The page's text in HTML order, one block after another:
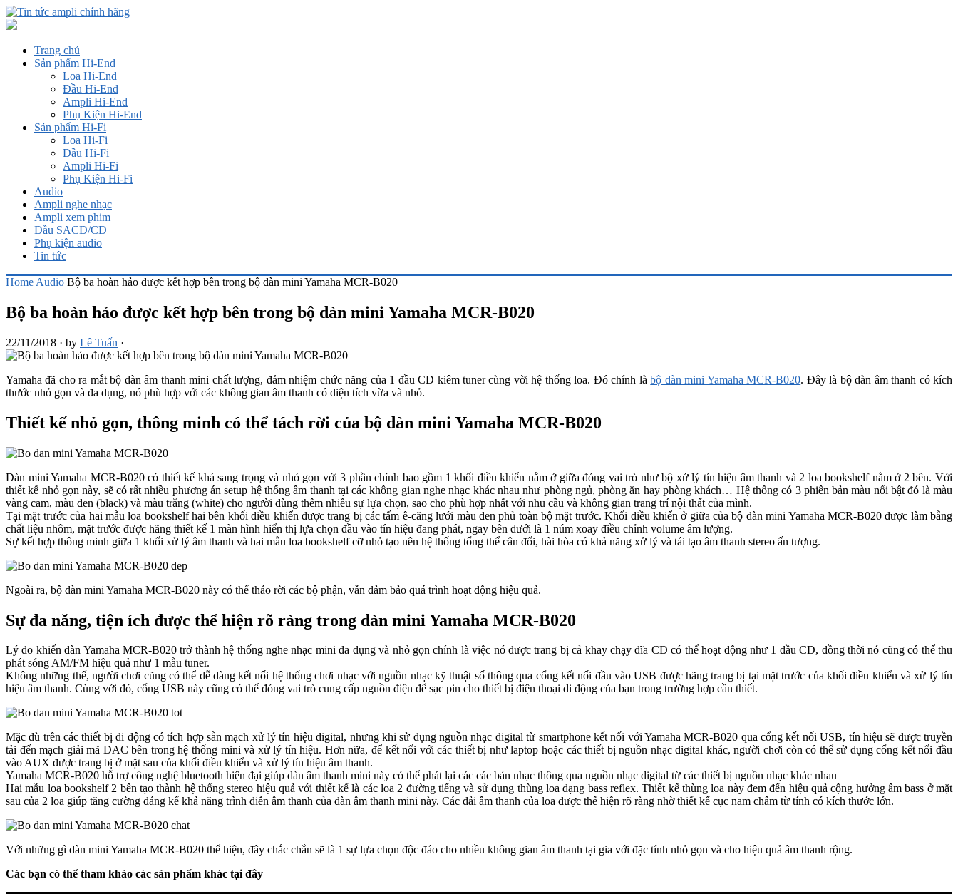
Trang chủ
Sản phẩm Hi-End
Loa Hi-End
Đầu Hi-End
Ampli Hi-End
Phụ Kiện Hi-End
Sản phẩm Hi-Fi
Loa Hi-Fi
Đầu Hi-Fi
Ampli Hi-Fi
Phụ Kiện Hi-Fi
Audio
Ampli nghe nhạc
Ampli xem phim
Đầu SACD/CD
Phụ kiện audio
Tin tức
Home Audio Bộ ba hoàn hảo được kết hợp bên trong bộ dàn mini Yamaha MCR-B020
Bộ ba hoàn hảo được kết hợp bên trong bộ dàn mini Yamaha MCR-B020
22/11/2018 · by Lê Tuấn ·
Yamaha đã cho ra mắt bộ dàn âm thanh mini chất lượng, đảm nhiệm chức năng của 1 đầu CD kiêm tuner cùng vời hệ thống loa. Đó chính làbộ dàn mini Yamaha MCR-B020. Đây là bộ dàn âm thanh có kích
thước nhỏ gọn và đa dụng, nó phù hợp với các không gian âm thanh có diện tích vừa và nhỏ.
Thiết kế nhỏ gọn, thông minh có thể tách rời của bộ dàn mini Yamaha MCR-B020
Dàn mini Yamaha MCR-B020 có thiết kế khá sang trọng và nhỏ gọn với 3 phần chính bao gồm 1 khối điều khiển nằm ở giữa đóng vai trò như bộ xử lý tín hiệu âm thanh và 2 loa bookshelf nằm ở 2 bên. Với
thiết kế nhỏ gọn này, sẽ có rất nhiều phương án setup hệ thống âm thanh tại các không gian nghe nhạc khác nhau như phòng ngủ, phòng ăn hay phòng khách… Hệ thống có 3 phiên bản màu nổi bật đó là màu
vàng cam, màu đen (black) và màu trắng (white) cho người dùng thêm nhiều sự lựa chọn, sao cho phù hợp nhất với nhu cầu và không gian trang trí nội thất của mình.
Tại mặt trước của hai mẫu loa bookshelf hai bên khối điều khiển được trang bị các tấm ê-căng lưới màu đen phủ toàn bộ mặt trước. Khối điều khiển ở giữa của bộ dàn mini Yamaha MCR-B020 được làm bằng
chất liệu nhôm, mặt trước được hãng thiết kế 1 màn hình hiển thị lựa chọn đầu vào tín hiệu đang phát, ngay bên dưới là 1 núm xoay điều chỉnh volume âm lượng.
Sự kết hợp thông minh giữa 1 khối xử lý âm thanh và hai mẫu loa bookshelf cỡ nhỏ tạo nên hệ thống tổng thể cân đối, hài hòa có khả năng xử lý và tái tạo âm thanh stereo ấn tượng.
Ngoài ra, bộ dàn mini Yamaha MCR-B020 này có thể tháo rời các bộ phận, vẫn đảm bảo quá trình hoạt động hiệu quả.
Sự đa năng, tiện ích được thể hiện rõ ràng trong dàn mini Yamaha MCR-B020
Lý do khiến dàn Yamaha MCR-B020 trở thành hệ thống nghe nhạc mini đa dụng và nhỏ gọn chính là việc nó được trang bị cả khay chạy đĩa CD có thể hoạt động như 1 đầu CD, đồng thời nó cũng có thể thu
phát sóng AM/FM hiệu quả như 1 mẫu tuner.
Không những thế, người chơi cũng có thể dễ dàng kết nối hệ thống chơi nhạc với nguồn nhạc kỹ thuật số thông qua cổng kết nối đầu vào USB được hãng trang bị tại mặt trước của khối điều khiển và xử lý tín
hiệu âm thanh. Cùng với đó, cổng USB này cũng có thể đóng vai trò cung cấp nguồn điện để sạc pin cho thiết bị điện thoại di động của bạn trong trường hợp cần thiết.
Mặc dù trên các thiết bị di động có tích hợp sẵn mạch xử lý tín hiệu digital, nhưng khi sử dụng nguồn nhạc digital từ smartphone kết nối với Yamaha MCR-B020 qua cổng kết nối USB, tín hiệu sẽ được truyền
tải đến mạch giải mã DAC bên trong hệ thống mini và xử lý tín hiệu. Hơn nữa, để kết nối với các thiết bị như laptop hoặc các thiết bị nguồn nhạc digital khác, người chơi còn có thể sử dụng cổng kết nối đầu
vào AUX được trang bị ở mặt sau của khối điều khiển và xử lý tín hiệu âm thanh.
Yamaha MCR-B020 hỗ trợ công nghệ bluetooth hiện đại giúp dàn âm thanh mini này có thể phát lại các các bản nhạc thông qua nguồn nhạc digital từ các thiết bị nguồn nhạc khác nhau
Hai mẫu loa bookshelf 2 bên tạo thành hệ thống stereo hiệu quả với thiết kế là các loa 2 đường tiếng và sử dụng thùng loa dạng bass reflex. Thiết kế thùng loa này đem đến hiệu quả cộng hưởng âm bass ở mặt
sau của 2 loa giúp tăng cường đáng kể khả năng trình diễn âm thanh của dàn âm thanh mini này. Các dải âm thanh của loa được thể hiện rõ ràng nhờ thiết kế cục nam châm từ tính có kích thước lớn.
Với những gì dàn mini Yamaha MCR-B020 thể hiện, đây chắc chắn sẽ là 1 sự lựa chọn độc đáo cho nhiều không gian âm thanh tại gia với đặc tính nhỏ gọn và cho hiệu quả âm thanh rộng.
Các bạn có thể tham khảo các sản phẩm khác tại đây